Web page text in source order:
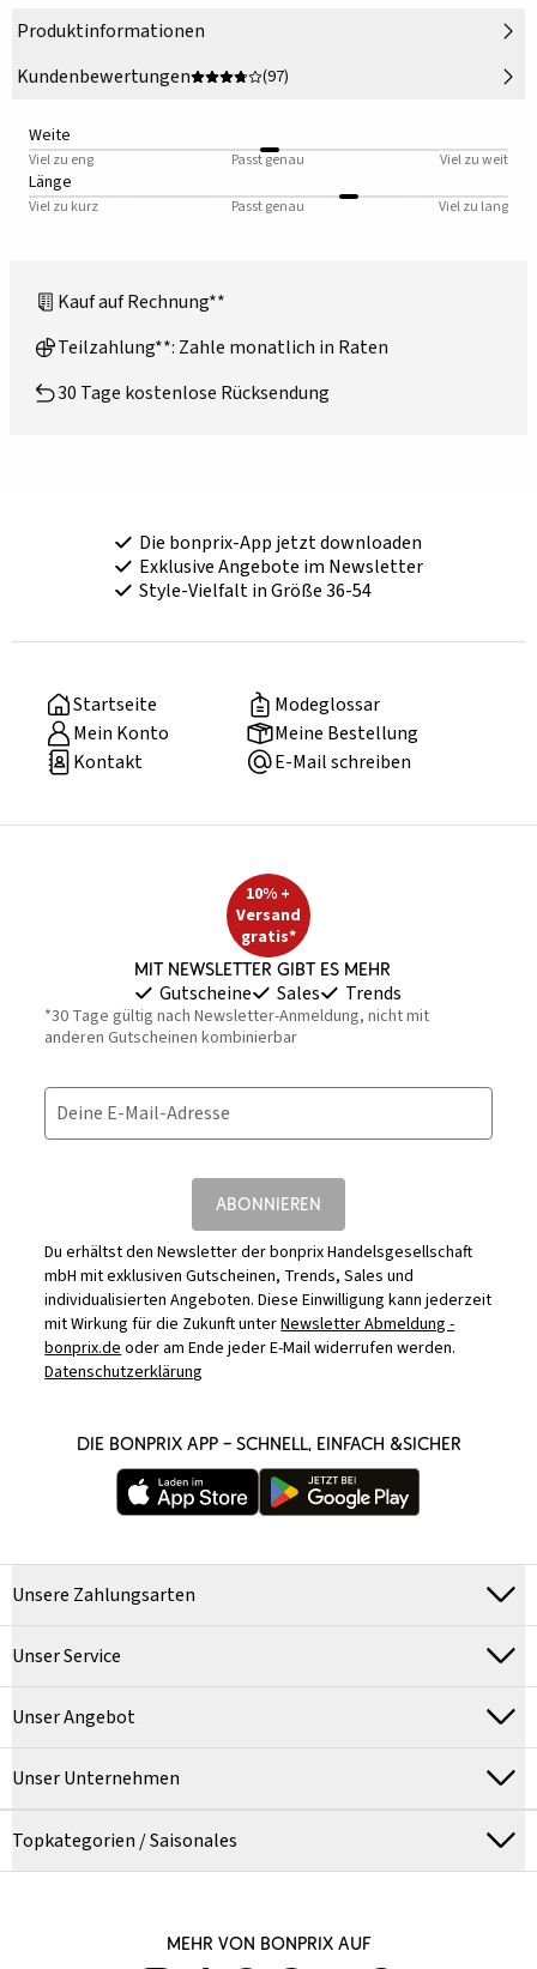
Produktinformationen
Kundenbewertungen
(97)
Weite
Viel zu eng Passt genau Viel zu weit
Länge
Viel zu kurz Passt genau Viel zu lang
Kauf auf Rechnung**
Teilzahlung**: Zahle monatlich in Raten
30 Tage kostenlose Rücksendung
Die bonprix-App jetzt downloaden
Exklusive Angebote im Newsletter
Style-Vielfalt in Größe 36-54
Startseite
Modeglossar
Mein Konto
Meine Bestellung
Kontakt
E-Mail schreiben
10% +
Versand
gratis*
Mit Newsletter gibt es mehr
Gutscheine Sales Trends
*30 Tage gültig nach Newsletter-Anmeldung, nicht mit
anderen Gutscheinen kombinierbar
Deine E-Mail-Adresse
ABONNIEREN
Du erhältst den Newsletter der bonprix Handelsgesellschaft
mbH mit exklusiven Gutscheinen, Trends, Sales und
individualisierten Angeboten. Diese Einwilligung kann jederzeit
mit Wirkung für die Zukunft unterNewsletter Abmeldung -
bonprix.deoder am Ende jeder E-Mail widerrufen werden.
Datenschutzerklärung
DIE BONPRIX APP – SCHNELL, EINFACH &SICHER
Unsere Zahlungsarten
Unser Service
Unser Angebot
Unser Unternehmen
Topkategorien / Saisonales
MEHR VON BONPRIX AUF